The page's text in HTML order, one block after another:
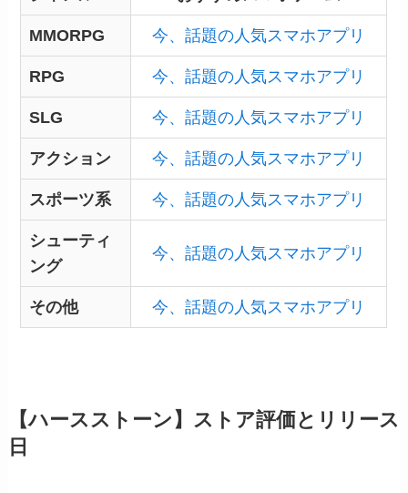
MMORPG 今、話題の人気スマホアプリ
RPG 今、話題の人気スマホアプリ
SLG 今、話題の人気スマホアプリ
アクション 今、話題の人気スマホアプリ
スポーツ系 今、話題の人気スマホアプリ
シューティ
ング
今、話題の人気スマホアプリ
その他 今、話題の人気スマホアプリ
【ハースストーン】ストア評価とリリース
日